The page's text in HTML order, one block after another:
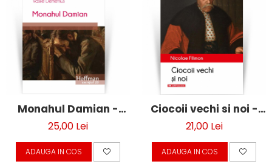
Monahul Damian -
Vasile Demetrius
25,00 Lei
ADAUGA IN COS
Ciocoii vechi si noi -
Nicolae Filimon
21,00 Lei
ADAUGA IN COS